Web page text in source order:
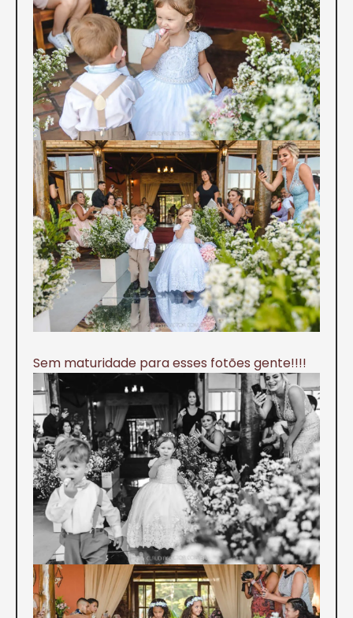
Sem maturidade para esses fotões gente!!!!